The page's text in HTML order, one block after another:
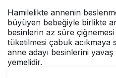
Hamilelikte annenin
büyüyen bebeğiyle birlikte
besinlerin az süre
tüketilmesi çabuk acıkmaya
anne adayı besinlerini
yemelidir.